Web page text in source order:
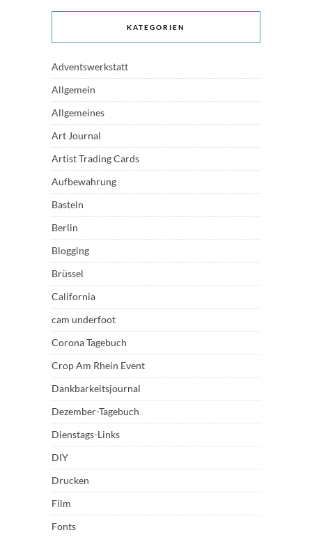
KATEGORIEN
Adventswerkstatt
Allgemein
Allgemeines
Art Journal
Artist Trading Cards
Aufbewahrung
Basteln
Berlin
Blogging
Brüssel
California
cam underfoot
Corona Tagebuch
Crop Am Rhein Event
Dankbarkeitsjournal
Dezember-Tagebuch
Dienstags-Links
DIY
Drucken
Film
Fonts